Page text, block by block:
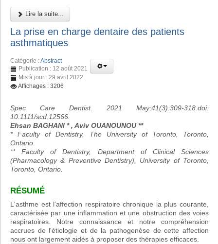
Lire la suite...
La prise en charge dentaire des patients
asthmatiques
Catégorie :Abstract
Publication : 12 août 2021
Mis à jour : 29 avril 2022
Affichages : 3206
Spec Care Dentist. 2021 May;41(3):309-318.doi:
10.1111/scd.12566.
Ehsan BAGHANI * , Aviv OUANOUNOU **
* Faculty of Dentistry, The University of Toronto, Toronto,
Ontario.
** Faculty of Dentistry, Department of Clinical Sciences
(Pharmacology & Preventive Dentistry), University of Toronto,
Toronto, Ontario.
RÉSUMÉ
L'asthme est l'affection respiratoire chronique la plus courante,
caractérisée par une inflammation et une obstruction des voies
respiratoires. Notre connaissance et notre compréhension
accrues de l'étiologie et de la pathogenèse de cette affection
nous ont largement aidés à proposer des thérapies efficaces.